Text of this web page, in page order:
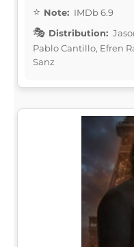
Note: IMDb 6.9
Distribution:
Pablo Cantillo, Efren
Sanz